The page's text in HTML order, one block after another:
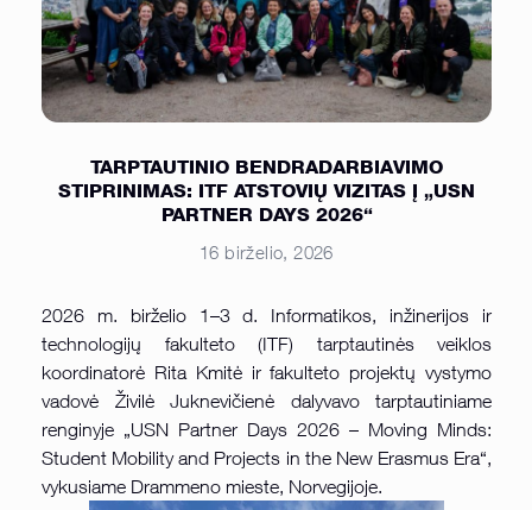
TARPTAUTINIO BENDRADARBIAVIMO
STIPRINIMAS: ITF ATSTOVIŲ VIZITAS Į „USN
PARTNER DAYS 2026“
16 birželio, 2026
2026 m. birželio 1–3 d. Informatikos, inžinerijos ir
technologijų fakulteto (ITF) tarptautinės veiklos
koordinatorė Rita Kmitė ir fakulteto projektų vystymo
vadovė Živilė Juknevičienė dalyvavo tarptautiniame
renginyje „USN Partner Days 2026 – Moving Minds:
Student Mobility and Projects in the New Erasmus Era“,
vykusiame Drammeno mieste, Norvegijoje.